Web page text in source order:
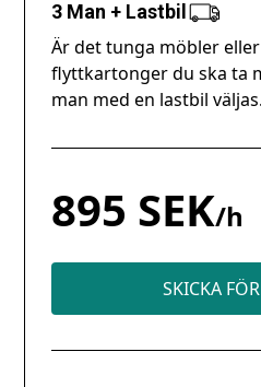
3 Man + Lastbil
Är det tunga möbler
flyttkartonger du ska ta
man med en lastbil väljas.
895 SEK/h
SKICKA